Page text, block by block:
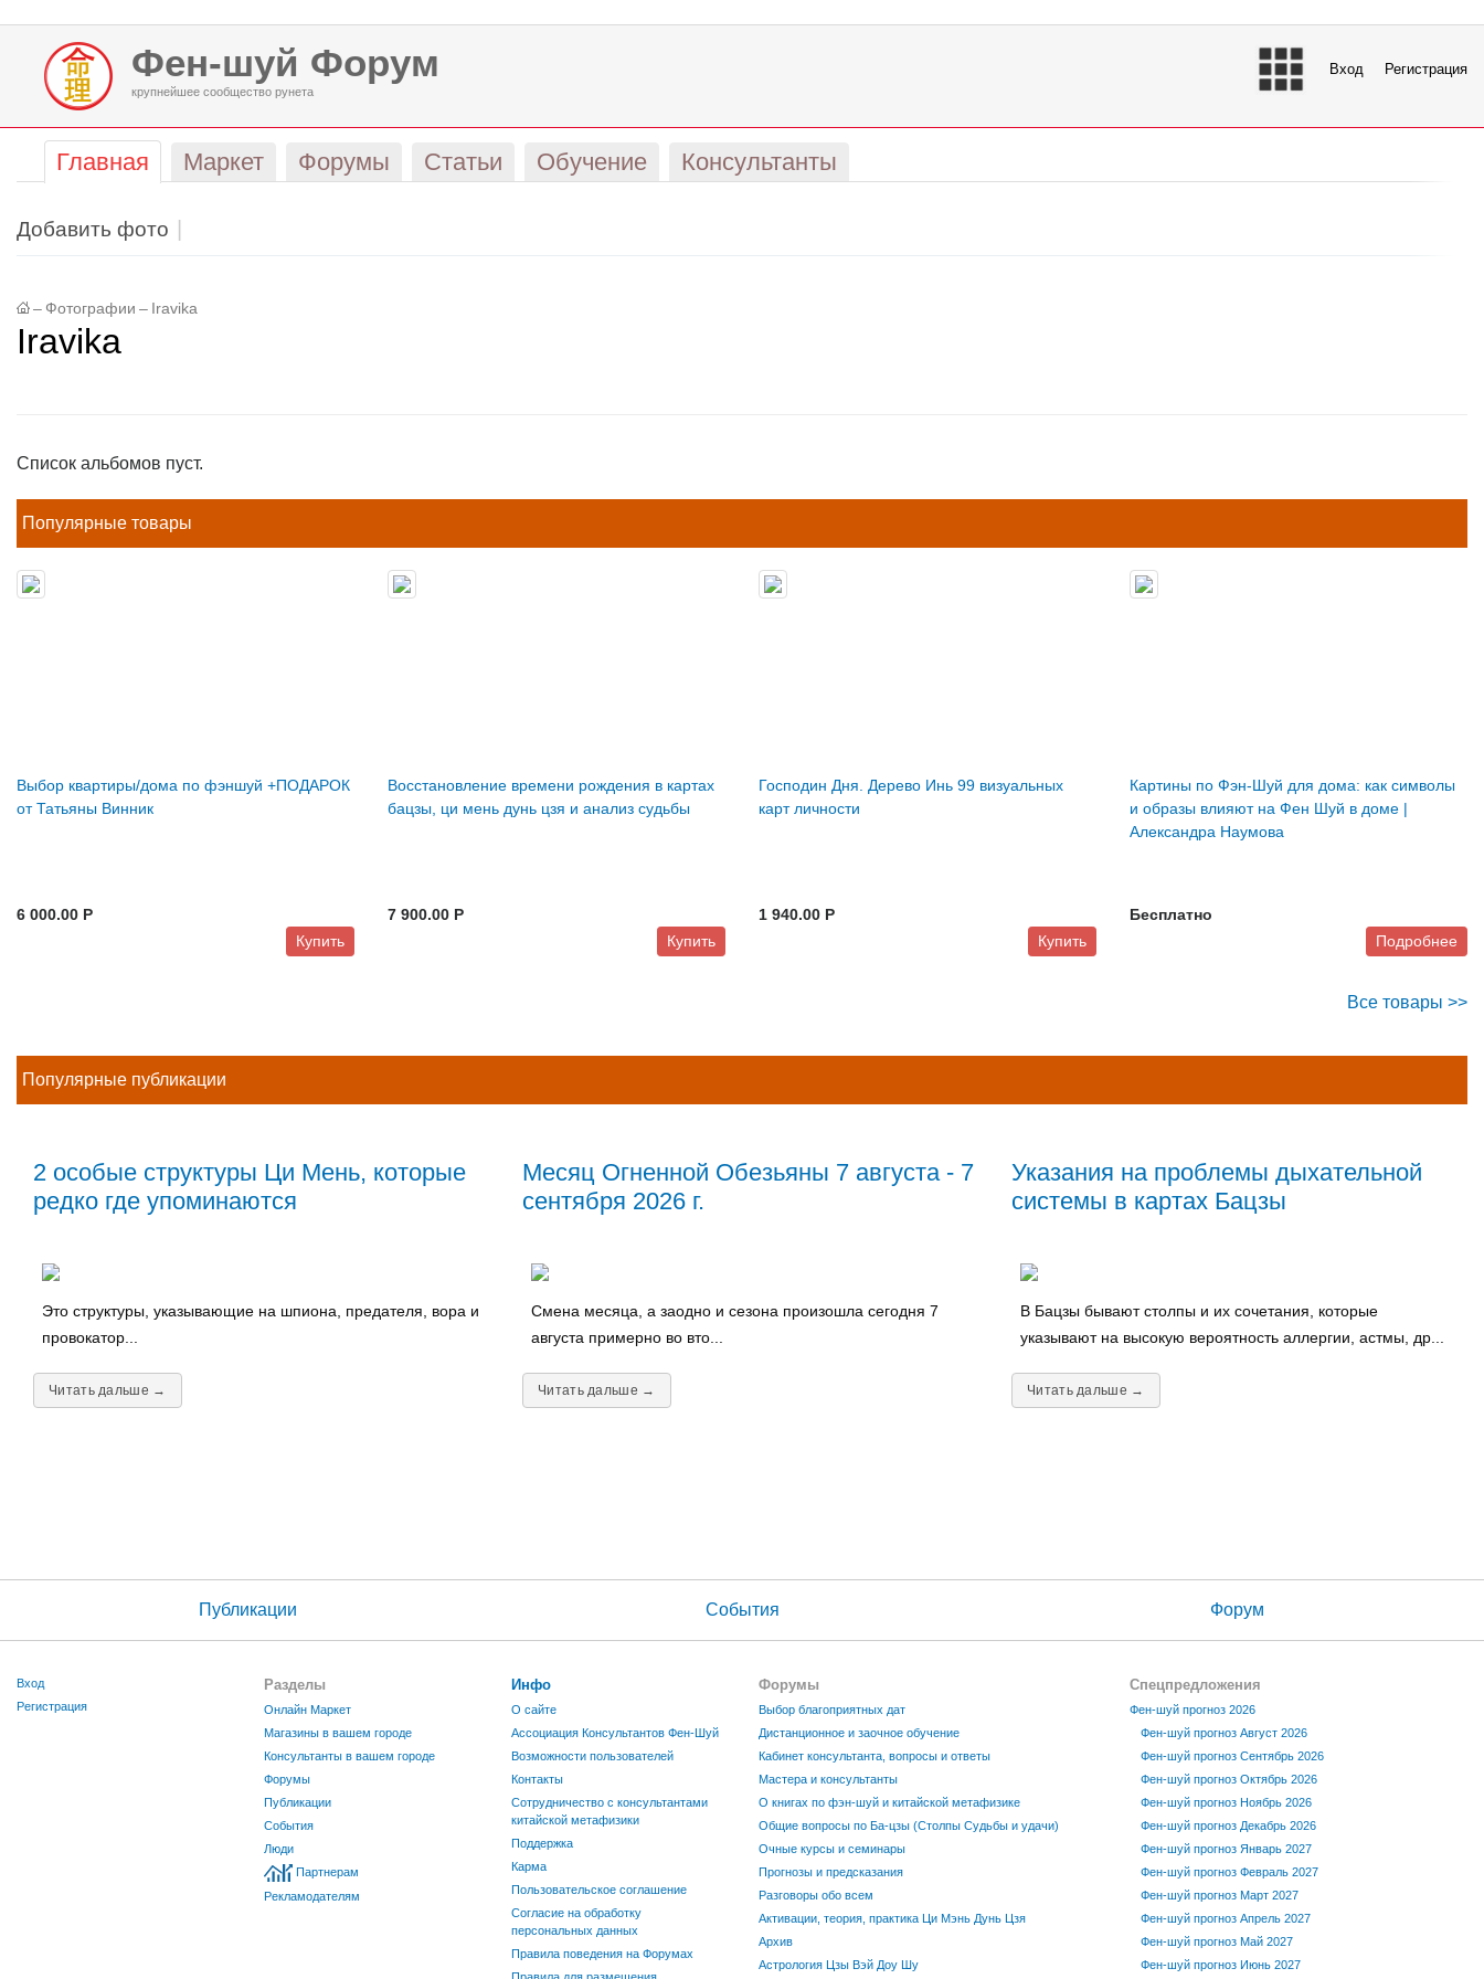
Фен-шуй Форум
крупнейшее сообщество рунета
Вход Регистрация
Главная Маркет Форумы Статьи Обучение Консультанты
Добавить фото
– Фотографии – Iravika
Iravika
Список альбомов пуст.
Популярные товары
Выбор квартиры/дома по фэншуй +ПОДАРОК
от Татьяны Винник
6 000.00 P
Купить
Восстановление времени рождения в картах
бацзы, ци мень дунь цзя и анализ судьбы
7 900.00 P
Купить
Господин Дня. Дерево Инь 99 визуальных
карт личности
1 940.00 P
Купить
Картины по Фэн-Шуй для дома: как символы
и образы влияют на Фен Шуй в доме |
Александра Наумова
Бесплатно
Подробнее
Все товары >>
Популярные публикации
2 особые структуры Ци Мень, которые
редко где упоминаются
Это структуры, указывающие на шпиона, предателя, вора и
провокатор...
Читать дальше →
Месяц Огненной Обезьяны 7 августа - 7
сентября 2026 г.
Смена месяца, а заодно и сезона произошла сегодня 7
августа примерно во вто...
Читать дальше →
Указания на проблемы дыхательной
системы в картах Бацзы
В Бацзы бывают столпы и их сочетания, которые
указывают на высокую вероятность аллергии, астмы, др...
Читать дальше →
Публикации События Форум
Вход
Регистрация
Разделы
Онлайн Маркет
Магазины в вашем городе
Консультанты в вашем городе
Форумы
Публикации
События
Люди
Партнерам
Рекламодателям
Инфо
О сайте
Ассоциация Консультантов Фен-Шуй
Возможности пользователей
Контакты
Сотрудничество с консультантами
китайской метафизики
Поддержка
Карма
Пользовательское соглашение
Согласие на обработку
персональных данных
Правила поведения на Форумах
Правила для размещения
Форумы
Выбор благоприятных дат
Дистанционное и заочное обучение
Кабинет консультанта, вопросы и ответы
Мастера и консультанты
О книгах по фэн-шуй и китайской метафизике
Общие вопросы по Ба-цзы (Столпы Судьбы и удачи)
Очные курсы и семинары
Прогнозы и предсказания
Разговоры обо всем
Активации, теория, практика Ци Мэнь Дунь Цзя
Архив
Астрология Цзы Вэй Доу Шу
Спецпредложения
Фен-шуй прогноз 2026
Фен-шуй прогноз Август 2026
Фен-шуй прогноз Сентябрь 2026
Фен-шуй прогноз Октябрь 2026
Фен-шуй прогноз Ноябрь 2026
Фен-шуй прогноз Декабрь 2026
Фен-шуй прогноз Январь 2027
Фен-шуй прогноз Февраль 2027
Фен-шуй прогноз Март 2027
Фен-шуй прогноз Апрель 2027
Фен-шуй прогноз Май 2027
Фен-шуй прогноз Июнь 2027